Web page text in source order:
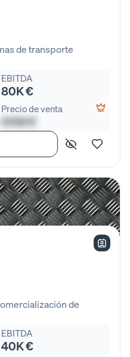
de transporte
EBITDA
80K €
Precio de venta
00M €
de
EBITDA
40K €